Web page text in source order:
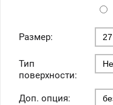
Размер:
Тип
поверхности:
Доп. опция: